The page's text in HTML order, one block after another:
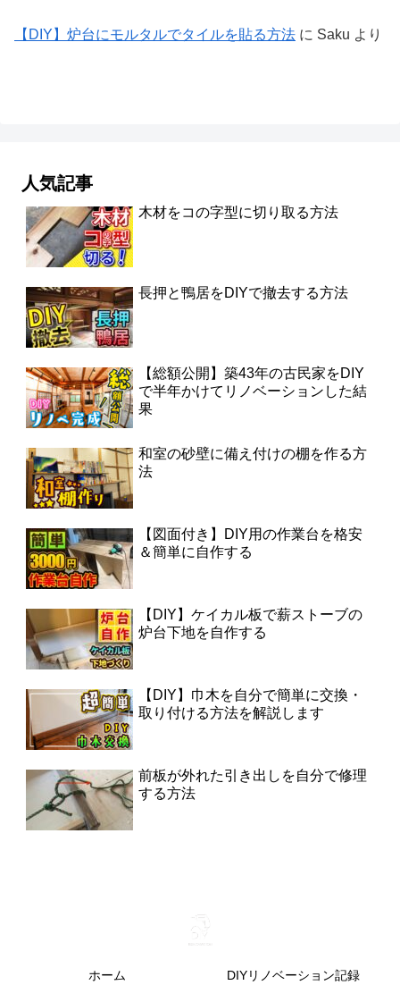
【DIY】炉台にモルタルでタイルを貼る方法 に Saku より
人気記事
木材をコの字型に切り取る方法
長押と鴨居をDIYで撤去する方法
【総額公開】築43年の古民家をDIY
で半年かけてリノベーションした結
果
和室の砂壁に備え付けの棚を作る方
法
【図面付き】DIY用の作業台を格安
＆簡単に自作する
【DIY】ケイカル板で薪ストーブの
炉台下地を自作する
【DIY】巾木を自分で簡単に交換・
取り付ける方法を解説します
前板が外れた引き出しを自分で修理
する方法
ホーム DIYリノベーション記録